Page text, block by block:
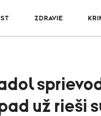
ZDRAVIE
už rieši